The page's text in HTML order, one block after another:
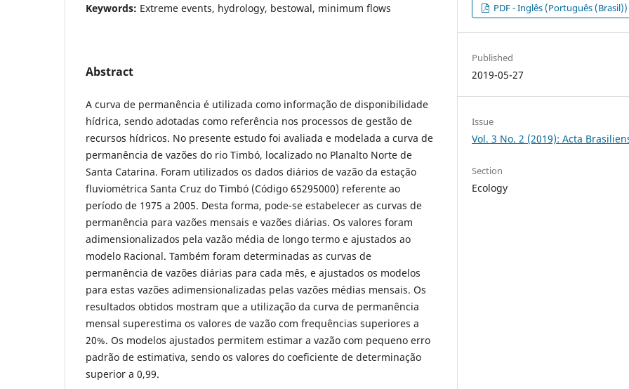
Keywords: Extreme events, hydrology, bestowal, minimum flows
Abstract
A curva de permanência é utilizada como informação de disponibilidade
hídrica, sendo adotadas como referência nos processos de gestão de
recursos hídricos. No presente estudo foi avaliada e modelada a curva de
permanência de vazões do rio Timbó, localizado no Planalto Norte de
Santa Catarina. Foram utilizados os dados diários de vazão da estação
fluviométrica Santa Cruz do Timbó (Código 65295000) referente ao
período de 1975 a 2005. Desta forma, pode-se estabelecer as curvas de
permanência para vazões mensais e vazões diárias. Os valores foram
adimensionalizados pela vazão média de longo termo e ajustados ao
modelo Racional. Também foram determinadas as curvas de
permanência de vazões diárias para cada mês, e ajustados os modelos
para estas vazões adimensionalizadas pelas vazões médias mensais. Os
resultados obtidos mostram que a utilização da curva de permanência
mensal superestima os valores de vazão com frequências superiores a
20%. Os modelos ajustados permitem estimar a vazão com pequeno erro
padrão de estimativa, sendo os valores do coeficiente de determinação
superior a 0,99.
PDF - Inglês (Português (Brasil))
Published
2019-05-27
Issue
Vol. 3 No. 2 (2019): Acta
Section
Ecology